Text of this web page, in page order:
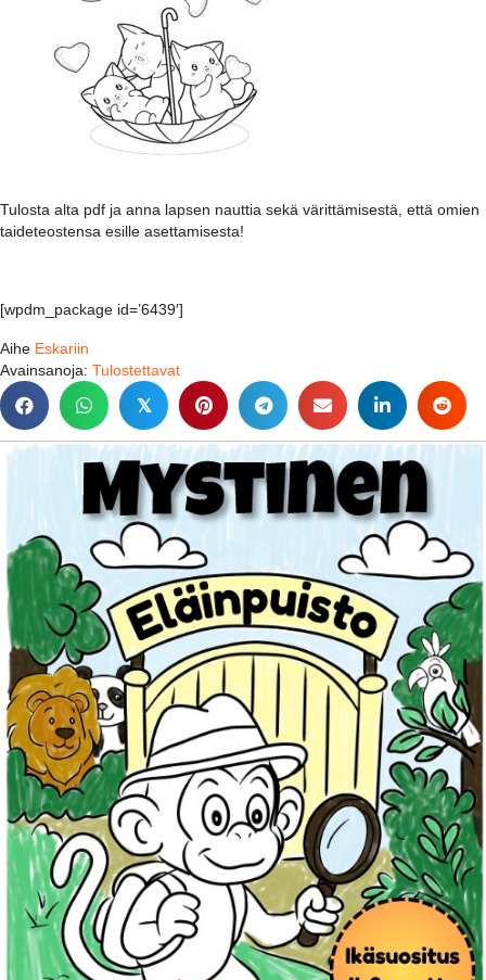
Tulosta alta pdf ja anna lapsen nauttia sekä värittämisestä, että omien
taideteostensa esille asettamisesta!
[wpdm_package id=’6439′]
Aihe Eskariin
Avainsanoja: Tulostettavat
𝕏